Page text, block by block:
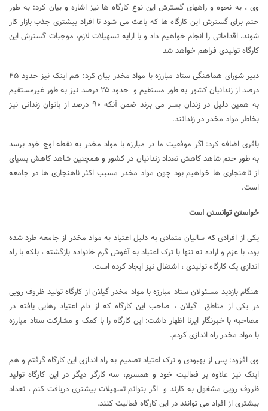
وی ، به نحوه و راههای گسترش این نوع کارگاه ها نیز اشاره و بیان کرد: به طور
حتم برای گسترش این کارگاه ها که باعث می شود تا افراد بیشتری جذب بازار کار
شوند، اقداماتی را انجام خواهیم داد و با ارایه تسهیلات لازم، موجبات گسترش این
کارگاه تولیدی فراهم خواهد شد
دبیر شورای هماهنگی ستاد مبارزه با مواد مخدر بیان کرد: هم اینک نیز حدود ۴۵
درصد از زندانیان کشور به طور مستقیم و حدود ۲۵ درصد نیز به طور غیرمستقیم
به همین دلیل در زندان بسر می برند ضمن آنکه ۹۰ درصد از بانوان زندانی نیز
بخاطر مواد مخدر در زندانند.
باقری اضافه کرد: اگر موفقیت ما در مبارزه با مواد مخدر به نقطه اوج خود برسد
به طور حتم شاهد کاهش تعداد زندانیان در کشور و همچنین شاهد کاهش بسیای
از ناهنجاری ها خواهیم بود چون مواد مخدر مسبب اکثر ناهنجاری ها در جامعه
است.
خواستن توانستن است
یکی از افرادی که سالیان متمادی به دلیل اعتیاد به مواد مخدر از جامعه طرد شده
بود، با عزم و اراده نه تنها با ترک اعتیاد به آغوش گرم خانواده بازگشته ، بلکه با راه
اندازی یک کارگاه تولیدی ، اشتغال نیز ایجاد کرده است.
هنگام بازدید مسئولان ستاد مبارزه با مواد مخدر گیلان از کارگاه تولید ظروف رویی
در یکی از مناطق گیلان ، صاحب این کارگاه که از دام اعتیاد رهایی یافته در
مصاحبه با خبرنگار ایرنا اظهار داشت: این کارگاه را با کمک و مشارکت ستاد مبارزه
با مواد مخدر راه اندازی کردم.
وی افزود: پس از بهبودی و ترک اعتیاد تصمیم به راه اندازی این کارگاه گرفتم و هم
اینک نیز علاوه بر فعالیت خود و همسرم، سه کارگر دیگر در این کارگاه تولید
ظروف رویی مشغول به کارند و اگر بتوانم تسهیلات بیشتری دریافت کنم ، تعداد
بیشتری از افراد می توانند در این کارگاه فعالیت کنند.